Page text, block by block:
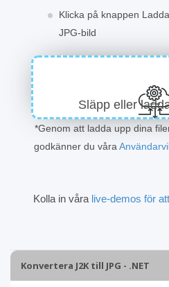
Klicka på knappen
JPG-bild
Släpp eller
*Genom att ladda upp dina
godkänner du våra
Kolla in våra live-demos för
Konvertera J2K till JPG - .NET